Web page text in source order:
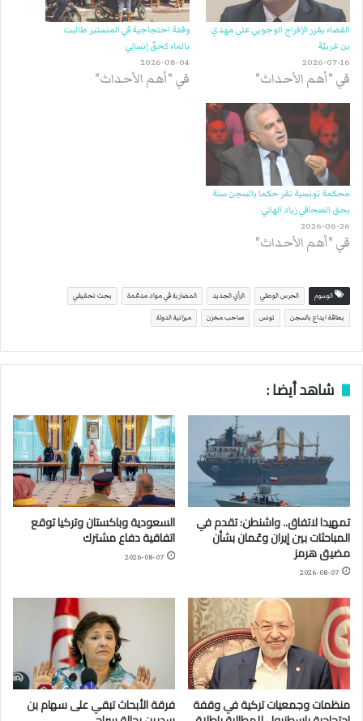
القضاء يقرر الإفراج الوجوبي على مهدي
بن غربيّة
2026-07-16
في "أهم الأحداث"
وقفة احتجاجية في المنستير طالبت
بالماء كحقّ إنساني
2026-08-04
في "أهم الأحداث"
محكمة تونسية تقر حكما بالسجن سنة
بحق الصحافي زياد الهاني
2026-06-26
في "أهم الأحداث"
الوسوم الحرس الوطني الرأي الجديد المضاربة في مواد مدعّمة بحث تحقيقي
بطاقة ايداع بالسجن تونس صاحب مخزن ميزانية الدولة
شاهد أيضا :
تمهيدا لاتفاق.. واشنطن: تقدم في
المباحثات بين إيران وعُمان بشأن
مضيق هرمز
2026-08-07
السعودية وباكستان وتركيا توقع
اتفاقية دفاع مشترك
2026-08-07
منظمات وجمعيات تركية في وقفة فرقة الأبحاث تبقي على سهام بن